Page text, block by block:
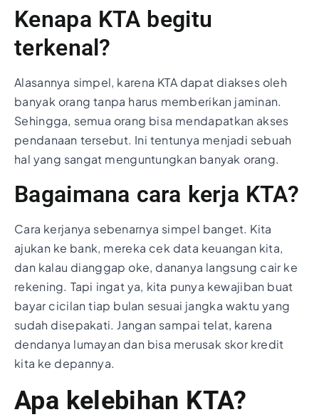
Kenapa KTA begitu
terkenal?
Alasannya simpel, karena KTA dapat diakses oleh
banyak orang tanpa harus memberikan jaminan.
Sehingga, semua orang bisa mendapatkan akses
pendanaan tersebut. Ini tentunya menjadi sebuah
hal yang sangat menguntungkan banyak orang.
Bagaimana cara kerja KTA?
Cara kerjanya sebenarnya simpel banget. Kita
ajukan ke bank, mereka cek data keuangan kita,
dan kalau dianggap oke, dananya langsung cair ke
rekening. Tapi ingat ya, kita punya kewajiban buat
bayar cicilan tiap bulan sesuai jangka waktu yang
sudah disepakati. Jangan sampai telat, karena
dendanya lumayan dan bisa merusak skor kredit
kita ke depannya.
Apa kelebihan KTA?